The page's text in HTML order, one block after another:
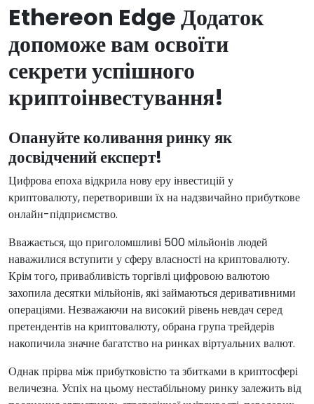
Ethereon Edge Додаток
допоможе вам освоїти
секрети успішного
криптоінвестування!
Опануйте коливання ринку як
досвідчений експерт!
Цифрова епоха відкрила нову еру інвестицій у
криптовалюту, перетворивши їх на надзвичайно прибуткове
онлайн-підприємство.
Вважається, що приголомшливі 500 мільйонів людей
наважилися вступити у сферу власності на криптовалюту.
Крім того, привабливість торгівлі цифровою валютою
захопила десятки мільйонів, які займаються деривативними
операціями. Незважаючи на високий рівень невдач серед
претендентів на криптовалюту, обрана група трейдерів
накопичила значне багатство на ринках віртуальних валют.
Однак прірва між прибутковістю та збитками в криптосфері
величезна. Успіх на цьому нестабільному ринку залежить від